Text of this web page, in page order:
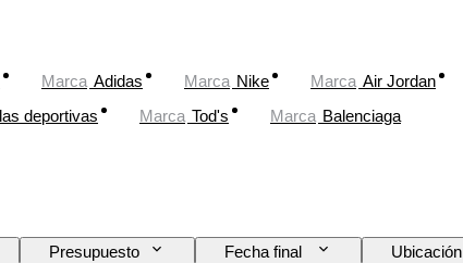
Marca Adidas Marca Nike Marca Air Jordan
deportivas Marca Tod's Marca Balenciaga
Presupuesto Fecha final Ubicación